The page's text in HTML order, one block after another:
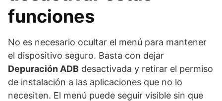
funciones
No es necesario ocultar el menú para mantener
el dispositivo seguro. Basta con dejar
Depuración ADB desactivada y retirar el permiso
de instalación a las aplicaciones que no lo
necesiten. El menú puede seguir visible sin que